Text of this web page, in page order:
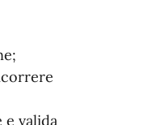
valida